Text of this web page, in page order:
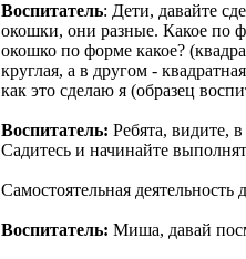
Воспитатель: Дети, давайте
окошки, они разные. Какое по
окошко по форме какое?
круглая, а в другом -
как это сделаю я (образец
Воспитатель: Ребята, видите,
Садитесь и начинайте
Самостоятельная
Воспитатель: Миша, давай